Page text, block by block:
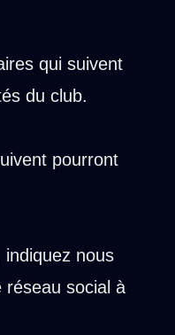
qui suivent
du club.
pourront
nous
réseau social à